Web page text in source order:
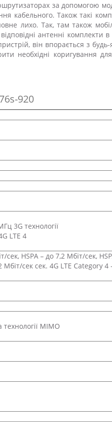
за допомогою
кабельного. Також такі
лихо. Так, там також
антенні комплекти в
він впорається з
необхідні коригування
920
3G технології
LTE 4
сек, HSPA – до 7,2 Мбіт/сек,
Мбіт/сек сек. 4G LTE Category 4
MIMO